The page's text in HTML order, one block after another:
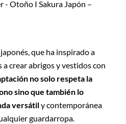
que ha inspirado a
crear abrigos y vestidos con
no solo respeta la
sino que también lo
versátily contemporánea
guardarropa.